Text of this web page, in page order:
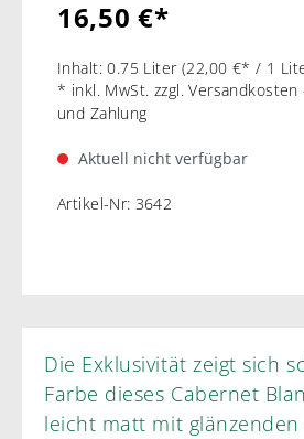
16,50 €*
Inhalt:0.75 Liter (22,00 €* / 1
* inkl. MwSt. zzgl.
und Zahlung
Aktuell nicht verfügbar
Artikel-Nr: 3642
Die Exklusivität zeigt sich
Farbe dieses Cabernet
leicht matt mit